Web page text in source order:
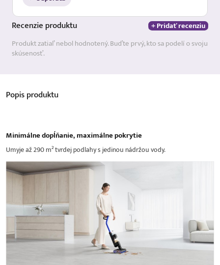
Recenzie produktu
+ Pridať recenziu
Produkt zatiaľ nebol hodnotený. Buďte prvý, kto sa podelí o svoju
skúsenosť.
Popisproduktu
Minimálne dopĺňanie, maximálne pokrytie
Umyje až 290 m² tvrdej podlahy s jedinou nádržou vody.